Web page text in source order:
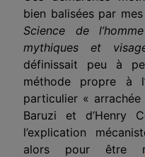
bien balisées par
Science de
mythiques et
définissait peu à
méthode propre à
particulier «
Baruzi et d’Henry
l’explication
alors pour être